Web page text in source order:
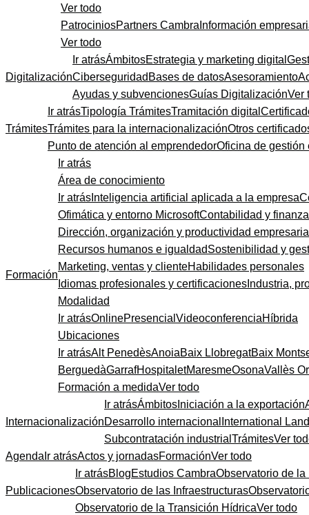
Ver todo
PatrociniosPartners Cambra Información
Ver todo
Digitalización
Ir atrásÁmbitosEstrategia y marketing digital
Ciberseguridad Bases de datosAsesoramiento
Ayudas y subvencionesGuías DigitalizaciónVer
Trámites
Ir atrásTipología TrámitesTramitación digital
Trámites para la internacionalizaciónOtros
Punto de atención al emprendedorOficina de gestión
Formación
Ir atrás
Área de conocimiento
Ir atrás Inteligencia artificial aplicada a la empresa
Ofimática y entorno MicrosoftContabilidad y
Dirección, organización y productividad
Recursos humanos e igualdadSostenibilidad y
Marketing, ventas y clienteHabilidades personales
Idiomas profesionales y certificaciones Industria,
Modalidad
Ir atrásOnlinePresencial VideoconferenciaHíbrida
Ubicaciones
Ir atrásAlt PenedèsAnoiaBaix LlobregatBaix
BerguedàGarrafHospitaletMaresmeOsonaVallès
Formación a medidaVer todo
Internacionalización
Ir atrásÁmbitos Iniciación a la exportación
Desarrollo internacional International
Subcontratación industrial TrámitesVer
Agenda Ir atrásActos y jornadasFormaciónVer todo
Publicaciones
Ir atrásBlogEstudios CambraObservatorio de la
Observatorio de las Infraestructuras
Observatorio de la Transición HídricaVer todo